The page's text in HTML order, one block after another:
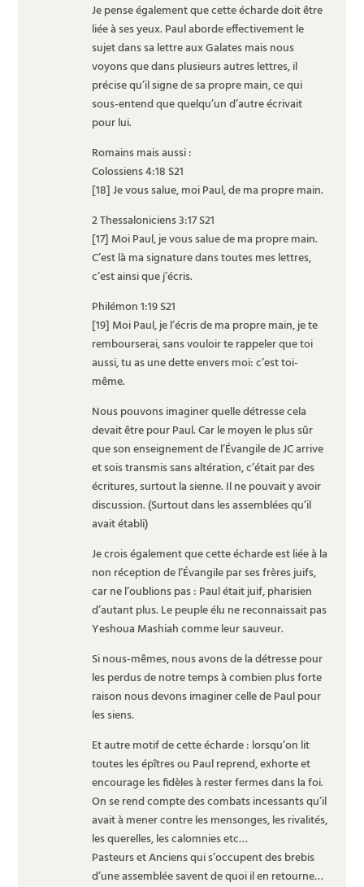
Je pense également que cette écharde doit être
liée à ses yeux. Paul aborde effectivement le
sujet dans sa lettre aux Galates mais nous
voyons que dans plusieurs autres lettres, il
précise qu’il signe de sa propre main, ce qui
sous-entend que quelqu’un d’autre écrivait
pour lui.
Romains mais aussi :
Colossiens 4:18 S21
[18] Je vous salue, moi Paul, de ma propre main.
2 Thessaloniciens 3:17 S21
[17] Moi Paul, je vous salue de ma propre main.
C’est là ma signature dans toutes mes lettres,
c’est ainsi que j’écris.
Philémon 1:19 S21
[19] Moi Paul, je l’écris de ma propre main, je te
rembourserai, sans vouloir te rappeler que toi
aussi, tu as une dette envers moi: c’est toi-
même.
Nous pouvons imaginer quelle détresse cela
devait être pour Paul. Car le moyen le plus sûr
que son enseignement de l’Évangile de JC arrive
et sois transmis sans altération, c’était par des
écritures, surtout la sienne. Il ne pouvait y avoir
discussion. (Surtout dans les assemblées qu’il
avait établi)
Je crois également que cette écharde est liée à la
non réception de l’Évangile par ses frères juifs,
car ne l’oublions pas : Paul était juif, pharisien
d’autant plus. Le peuple élu ne reconnaissait pas
Yeshoua Mashiah comme leur sauveur.
Si nous-mêmes, nous avons de la détresse pour
les perdus de notre temps à combien plus forte
raison nous devons imaginer celle de Paul pour
les siens.
Et autre motif de cette écharde : lorsqu’on lit
toutes les épîtres ou Paul reprend, exhorte et
encourage les fidèles à rester fermes dans la foi.
On se rend compte des combats incessants qu’il
avait à mener contre les mensonges, les rivalités,
les querelles, les calomnies etc…
Pasteurs et Anciens qui s’occupent des brebis
d’une assemblée savent de quoi il en retourne…